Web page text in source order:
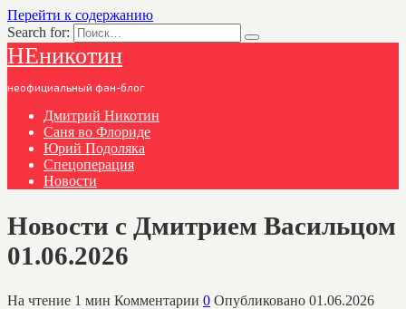
Перейти к содержанию
Search for:
НЕникотин
неофициальный фан-блог
Дмитрий Никотин
Саня во Флориде
Юрий Подоляка
Спецоперация
Новости
Новости с Дмитрием Васильцом
01.06.2026
На чтение 1 мин Комментарии 0 Опубликовано 01.06.2026